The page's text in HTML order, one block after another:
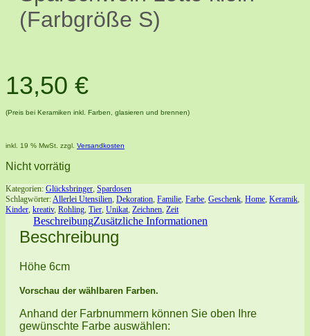
(Farbgröße S)
13,50 €
(Preis bei Keramiken inkl. Farben, glasieren und brennen)
inkl. 19 % MwSt. zzgl. Versandkosten
Nicht vorrätig
Kategorien: Glücksbringer, Spardosen
Schlagwörter:Allerlei Utensilien, Dekoration, Familie, Farbe, Geschenk, Home, Keramik,
Kinder, kreativ, Rohling, Tier, Unikat, Zeichnen, Zeit
BeschreibungZusätzliche Informationen
Beschreibung
Höhe 6cm
Vorschau der wählbaren Farben.
Anhand der Farbnummern können Sie oben Ihre
gewünschte Farbe auswählen: